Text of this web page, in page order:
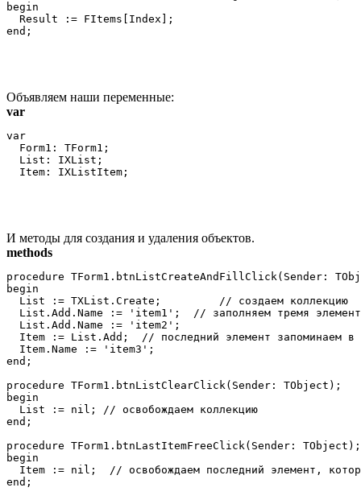
begin
  Result := FItems[Index];
Объявляем наши переменные:
var
var
  Form1: TForm1;
  List: IXList;
И методы для создания и удаления объектов.
methods
procedure TForm1.btnListCreateAndFillClick(Sender:
begin
  List := TXList.Create;         // создаем коллекцию
List.Add.Name := 'item1';  // заполняем тремя
  List.Add.Name := 'item2';
Item := List.Add;  // последний элемент запоминаем в
  Item.Name := 'item3';
end;
procedure TForm1.btnListClearClick(Sender: TObject);
begin
  List := nil; // освобождаем коллекцию
end;
procedure TForm1.btnLastItemFreeClick(Sender: TObject);
begin
Item := nil;  // освобождаем последний элемент,
end;